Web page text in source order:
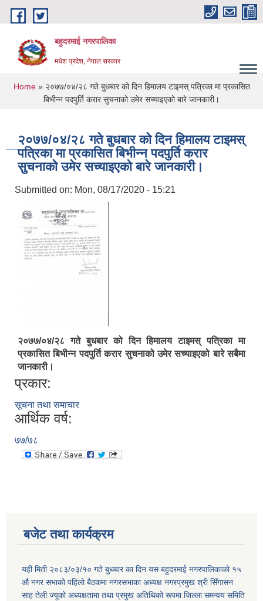
Skip to main content
बहुदरमाई नगरपालिका
मधेश प्रदेश, नेपाल सरकार
You are here
Home» २०७७/०४/२८ गते बुधबार को दिन हिमालय टाइमस् पत्रिका मा प्रकासित
बिभीन्न पदपुर्ति करार सुचनाको उमेर सच्याइएको बारे जानकारी।
२०७७/०४/२८ गते बुधबार को दिन हिमालय टाइमस्
पत्रिका मा प्रकासित बिभीन्न पदपुर्ति करार
सुचनाको उमेर सच्याइएको बारे जानकारी।
Submitted on: Mon, 08/17/2020 - 15:21
२०७७/०४/२८ गते बुधबार को दिन हिमालय टाइमस् पत्रिका मा
प्रकासित बिभीन्न पदपुर्ति करार सुचनाको उमेर सच्याइएको बारे सबैमा
जानकारी।
प्रकार:
सूचना तथा समाचार
आर्थिक वर्ष:
७७/७८
बजेट तथा कार्यक्रम
यही मिती २०८३/०३/१० गते बुधबार का दिन यस बहुदरमाई नगरपालिकाको १५
औ नगर सभाको पहिलो बैठकमा नगरसभाका अध्यक्ष नगरप्रमुख श्री सिँगासन
साह तेली ज्यूको अध्यक्षतामा तथा प्रमुख अतिथिको रूपमा जिल्ला समन्वय समिति